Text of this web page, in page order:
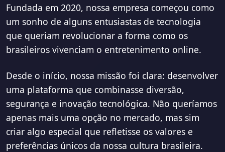
Fundada em 2020, nossa empresa começou como
um sonho de alguns entusiastas de tecnologia
que queriam revolucionar a forma como os
brasileiros vivenciam o entretenimento online.
Desde o início, nossa missão foi clara: desenvolver
uma plataforma que combinasse diversão,
segurança e inovação tecnológica. Não queríamos
apenas mais uma opção no mercado, mas sim
criar algo especial que refletisse os valores e
preferências únicos da nossa cultura brasileira.